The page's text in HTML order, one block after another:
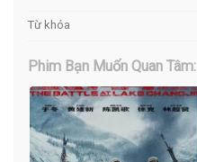
Từ khóa
Phim Bạn Muốn Quan Tâm: